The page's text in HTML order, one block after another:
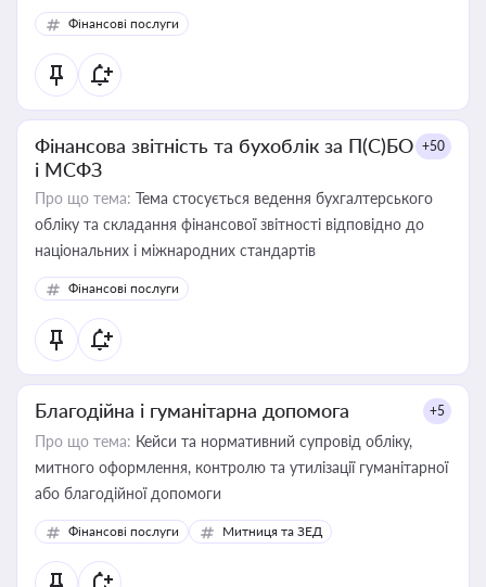
Фінансові послуги
Фінансова звітність та бухоблік за П(С)БО
і МСФЗ
+50
Про що тема: Тема стосується ведення бухгалтерського
обліку та складання фінансової звітності відповідно до
національних і міжнародних стандартів
Фінансові послуги
Благодійна і гуманітарна допомога +5
Про що тема: Кейси та нормативний супровід обліку,
митного оформлення, контролю та утилізації гуманітарної
або благодійної допомоги
Фінансові послуги Митниця та ЗЕД